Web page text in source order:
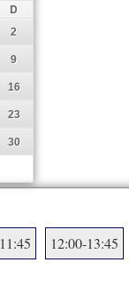
D
2
9
16
23
30
12:00-13:45